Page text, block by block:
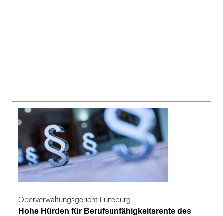
Oberverwaltungsgericht Lüneburg
Hohe Hürden für Berufsunfähigkeitsrente des